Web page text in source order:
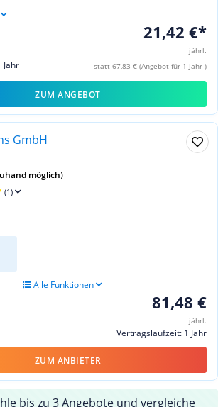
21,42 €*
jährl.
statt 67,83 € (Angebot für 1 Jahr )
ZUM ANGEBOT
möglich)
(1)
Alle Funktionen
81,48 €
jährl.
Vertragslaufzeit: 1 Jahr
ZUM ANBIETER
bis zu 3 Angebote und vergleiche